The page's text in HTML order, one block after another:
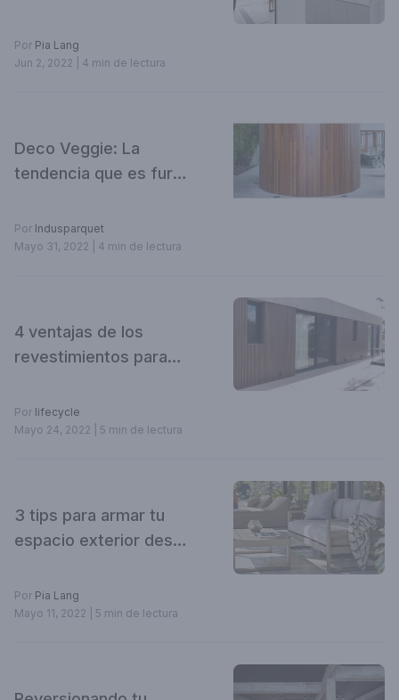
Por Pia Lang
Jun 2, 2022
| 4 min de lectura
Deco Veggie: La
tendencia que es furor
Por Indusparquet
Mayo 31, 2022
| 4 min de lectura
4 ventajas de los
revestimientos para
Por lifecycle
Mayo 24, 2022
| 5 min de lectura
3 tips para armar tu
espacio exterior desde
colaborativo de Pampa
Living y Sol Palou
Por Pia Lang
Mayo 11, 2022
| 5 min de lectura